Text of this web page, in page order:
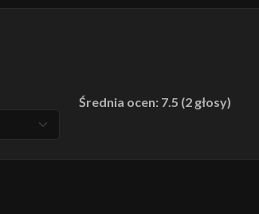
Średnia ocen: 7.5 (2 głosy)